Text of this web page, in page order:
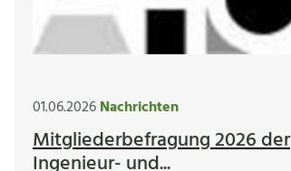
01.06.2026Nachrichten
Mitgliederbefragung 2026 der
Ingenieur- und...